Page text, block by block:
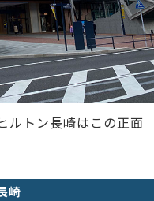
ルトン長崎はこの正面
崎